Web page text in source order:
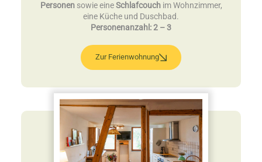
Personensowie eineSchlafcouchim Wohnzimmer,
eine Küche und Duschbad.
Personenanzahl: 2 – 3
Zur Ferienwohnung